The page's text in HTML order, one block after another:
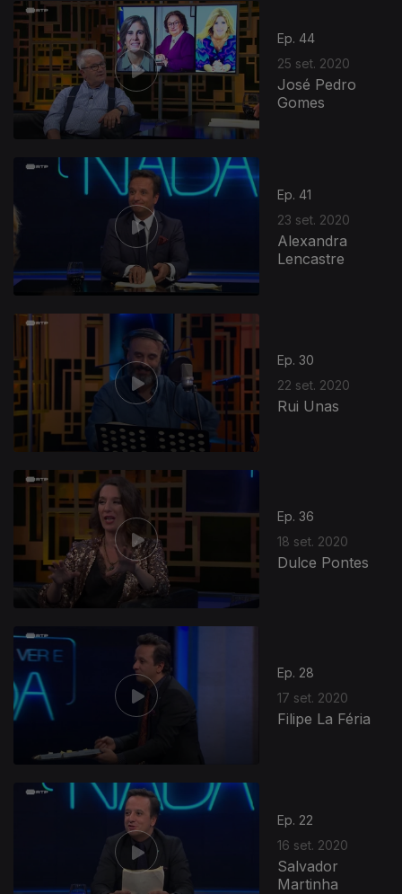
Ep. 44
25 set. 2020
José Pedro
Gomes
Ep. 41
23 set. 2020
Alexandra
Lencastre
Ep. 30
22 set. 2020
Rui Unas
Ep. 36
18 set. 2020
Dulce Pontes
Ep. 28
17 set. 2020
Filipe La Féria
Ep. 22
16 set. 2020
Salvador
Martinha